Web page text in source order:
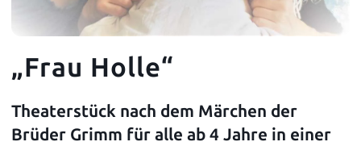
„Frau Holle“
Theaterstück nach dem Märchen der
Brüder Grimm für alle ab 4 Jahre in einer